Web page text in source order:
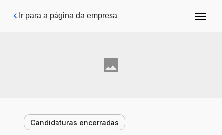
Pular para o conteúdo principal
Ir para a página da empresa
Candidaturas encerradas